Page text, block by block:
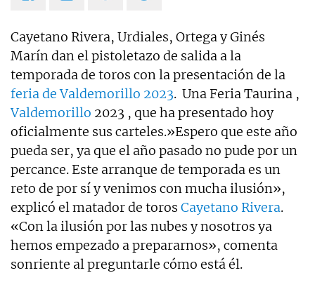
Cayetano Rivera, Urdiales, Ortega y Ginés
Marín dan el pistoletazo de salida a la
temporada de toros con la presentación de la
feria de Valdemorillo 2023. Una Feria Taurina ,
Valdemorillo 2023 , que ha presentado hoy
oficialmente sus carteles.»Espero que este año
pueda ser, ya que el año pasado no pude por un
percance. Este arranque de temporada es un
reto de por sí y venimos con mucha ilusión»,
explicó el matador de toros Cayetano Rivera.
«Con la ilusión por las nubes y nosotros ya
hemos empezado a prepararnos», comenta
sonriente al preguntarle cómo está él.